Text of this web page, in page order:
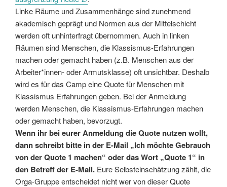
Linke Räume und Zusammenhänge sind zunehmend
akademisch geprägt und Normen aus der Mittelschicht
werden oft unhinterfragt übernommen. Auch in linken
Räumen sind Menschen, die Klassismus-Erfahrungen
machen oder gemacht haben (z.B. Menschen aus der
Arbeiter*innen- oder Armutsklasse) oft unsichtbar. Deshalb
wird es für das Camp eine Quote für Menschen mit
Klassismus Erfahrungen geben. Bei der Anmeldung
werden Menschen, die Klassismus-Erfahrungen machen
oder gemacht haben, bevorzugt.
Wenn ihr bei eurer Anmeldung die Quote nutzen wollt,
dann schreibt bitte in der E-Mail „Ich möchte Gebrauch
von der Quote 1 machen“ oder das Wort „Quote 1“ in
den Betreff der E-Mail. Eure Selbsteinschätzung zählt, die
Orga-Gruppe entscheidet nicht wer von dieser Quote